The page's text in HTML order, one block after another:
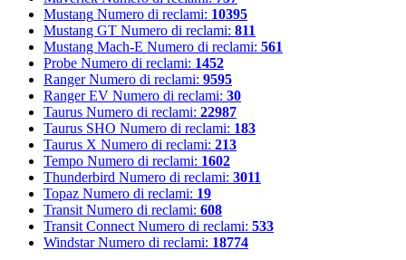
Mustang Numero di reclami: 10395
Mustang GT Numero di reclami: 811
Mustang Mach-E Numero di reclami: 561
Probe Numero di reclami: 1452
Ranger Numero di reclami: 9595
Ranger EV Numero di reclami: 30
Taurus Numero di reclami: 22987
Taurus SHO Numero di reclami: 183
Taurus X Numero di reclami: 213
Tempo Numero di reclami: 1602
Thunderbird Numero di reclami: 3011
Topaz Numero di reclami: 19
Transit Numero di reclami: 608
Transit Connect Numero di reclami: 533
Windstar Numero di reclami: 18774